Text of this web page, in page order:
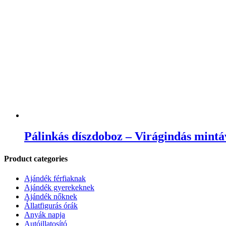
Pálinkás díszdoboz – Virágindás
Product categories
Ajándék férfiaknak
Ajándék gyerekeknek
Ajándék nőknek
Állatfigurás órák
Anyák napja
Autóillatosító